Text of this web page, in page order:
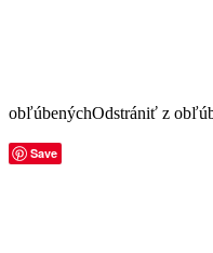
obľúbenýchOdstrániť z
Save